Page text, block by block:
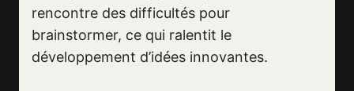
rencontre des difficultés pour
brainstormer, ce qui ralentit le
développement d’idées innovantes.